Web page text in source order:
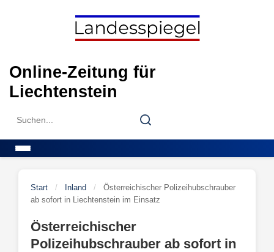
Online-Zeitung für
Liechtenstein
Search
Search
Start / Inland /
Österreichischer Polizeihubschrauber
ab sofort in Liechtenstein im Einsatz
Österreichischer
Polizeihubschrauber ab sofort in